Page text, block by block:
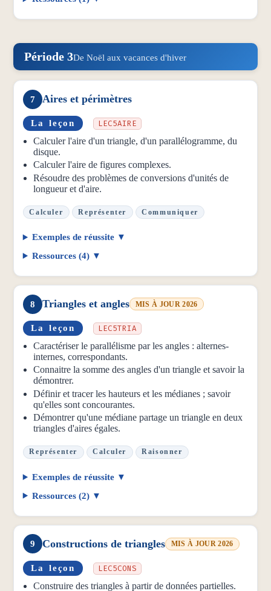
Période 3De Noël aux vacances d'hiver
7 Aires et périmètres
La leçon LEC5AIRE
Calculer l'aire d'un triangle, d'un parallélogramme, du
disque.
Calculer l'aire de figures complexes.
Résoudre des problèmes de conversions d'unités de
longueur et d'aire.
Calculer Représenter Communiquer
Exemples de réussite
Ressources (4)
8 Triangles et angles MIS À JOUR 2026
La leçon LEC5TRIA
Caractériser le parallélisme par les angles : alternes-
internes, correspondants.
Connaitre la somme des angles d'un triangle et savoir la
démontrer.
Définir et tracer les hauteurs et les médianes ; savoir
qu'elles sont concourantes.
Démontrer qu'une médiane partage un triangle en deux
triangles d'aires égales.
Représenter Calculer Raisonner
Exemples de réussite
Ressources (2)
9 Constructions de triangles MIS À JOUR 2026
La leçon LEC5CONS
Construire des triangles à partir de données partielles.